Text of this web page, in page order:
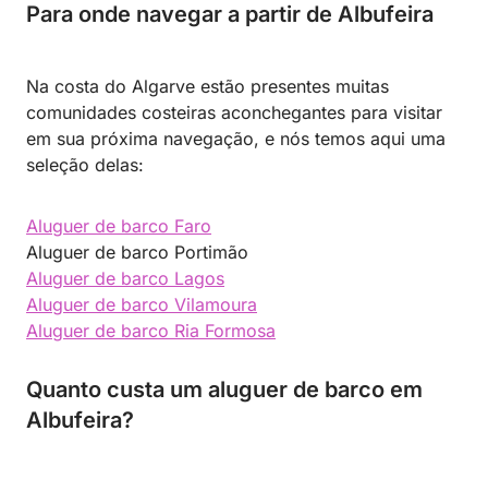
Para onde navegar a partir de Albufeira
Na costa do Algarve estão presentes muitas
comunidades costeiras aconchegantes para visitar
em sua próxima navegação, e nós temos aqui uma
seleção delas:
Aluguer de barco Faro
Aluguer de barco Portimão
Aluguer de barco Lagos
Aluguer de barco Vilamoura
Aluguer de barco Ria Formosa
Quanto custa um aluguer de barco em
Albufeira?